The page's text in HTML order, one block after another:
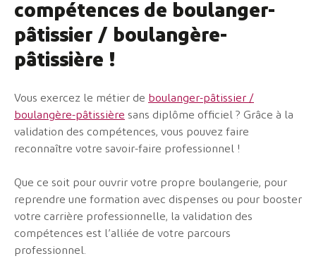
compétences de boulanger-
pâtissier / boulangère-
pâtissière !
Vous exercez le métier de boulanger-pâtissier /
boulangère-pâtissière sans diplôme officiel ? Grâce à la
validation des compétences, vous pouvez faire
reconnaître votre savoir-faire professionnel !
Que ce soit pour ouvrir votre propre boulangerie, pour
reprendre une formation avec dispenses ou pour booster
votre carrière professionnelle, la validation des
compétences est l’alliée de votre parcours
professionnel.